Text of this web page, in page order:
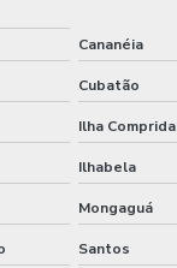
Plástico
Plástico Preto
Recuperados
Cananéia
Cubatão
Ilha Comprida
Ilhabela
Mongaguá
Santos